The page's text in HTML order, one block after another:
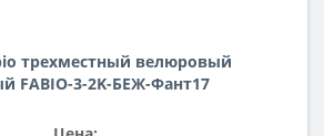
трехместный велюровый
FABIO-3-2K-БЕЖ-Фант17